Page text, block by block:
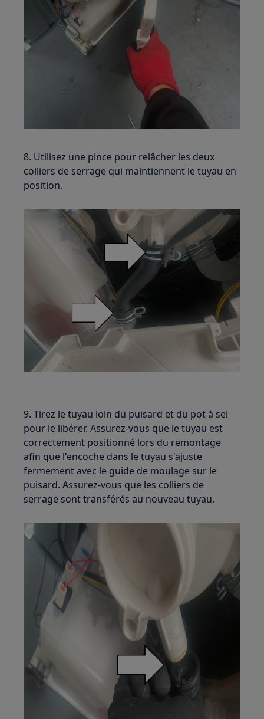
8. Utilisez une pince pour relâcher les deux
colliers de serrage qui maintiennent le tuyau en
position.
9. Tirez le tuyau loin du puisard et du pot à sel
pour le libérer. Assurez-vous que le tuyau est
correctement positionné lors du remontage
afin que l'encoche dans le tuyau s'ajuste
fermement avec le guide de moulage sur le
puisard. Assurez-vous que les colliers de
serrage sont transférés au nouveau tuyau.